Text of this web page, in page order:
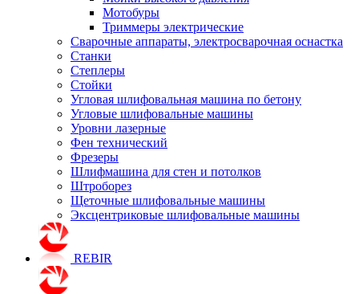
Мотобуры
Триммеры электрические
Сварочные аппараты, электросварочная оснастка
Станки
Степлеры
Стойки
Угловая шлифовальная машина по бетону
Угловые шлифовальные машины
Уровни лазерные
Фен технический
Фрезеры
Шлифмашина для стен и потолков
Штроборез
Щеточные шлифовальные машины
Эксцентриковые шлифовальные машины
REBIR